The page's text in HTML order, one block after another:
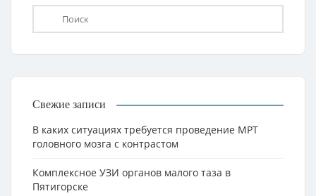
Свежие записи
В каких ситуациях требуется проведение МРТ
головного мозга с контрастом
Комплексное УЗИ органов малого таза в
Пятигорске